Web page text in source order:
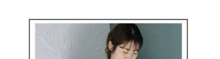
結帳頁面，進行簡訊認證並確認金額後，即可完成結帳。
２．訂單成立數日內，您將收到繳費通知簡訊。
３．收到繳費通知簡訊後14天內，點擊此簡訊中的連結，可透過四大超商／
ATM／網路銀行／等多元方式進行付款，方視為交易完成。
※ 請注意：結帳手續完成當下不需立刻繳費，但若您需要取消訂單，請聯絡
付款後全家取貨
每筆NT$80，滿NT$2,000(含以上)免運費